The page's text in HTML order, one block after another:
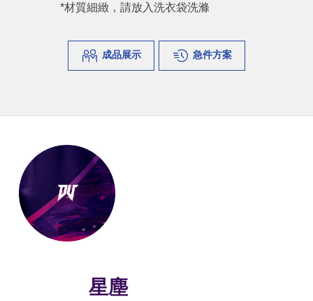
*材質細緻，請放入洗衣袋洗滌
成品展示 急件方案
星塵